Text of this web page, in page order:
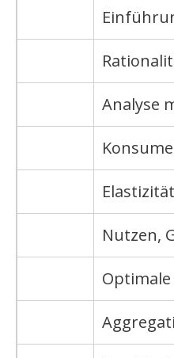
Analyse
Nutzen,